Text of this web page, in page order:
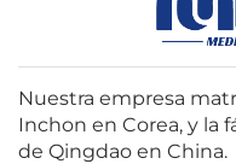
Nuestra empresa
Inchon en Corea, y la
de Qingdao en China.